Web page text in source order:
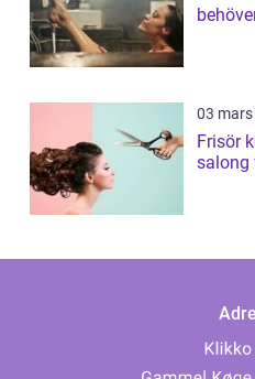
03
Frisör
salong